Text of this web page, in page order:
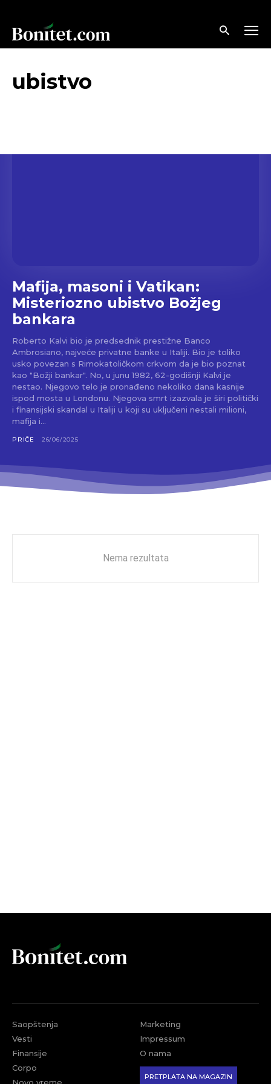
ubistvo
Mafija, masoni i Vatikan:
Misteriozno ubistvo Božjeg
bankara
Roberto Kalvi bio je predsednik prestižne Banco
Ambrosiano, najveće privatne banke u Italiji. Bio je toliko
usko povezan s Rimokatoličkom crkvom da je bio poznat
kao "Božji bankar". No, u junu 1982, 62-godišnji Kalvi je
nestao. Njegovo telo je pronađeno nekoliko dana kasnije
ispod mosta u Londonu. Njegova smrt izazvala je širi politički
i finansijski skandal u Italiji u koji su uključeni nestali milioni,
mafija i...
PRIČE 26/06/2025
Nema rezultata
Saopštenja
Vesti
Finansije
Corpo
Marketing
Impressum
O nama
PRETPLATA NA MAGAZIN